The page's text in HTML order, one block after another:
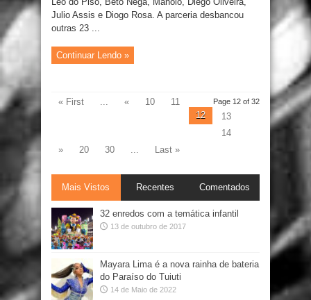
Julio Assis e Diogo Rosa. A parceria desbancou
outras 23 ...
Continuar Lendo »
Page 12 of 32
« First ... « 10
11
12
13
14
»
20 30 ... Last »
Mais Vistos Recentes Comentados
32 enredos com a temática infantil
13 de outubro de 2017
Mayara Lima é a nova rainha de bateria
do Paraíso do Tuiuti
14 de Maio de 2022